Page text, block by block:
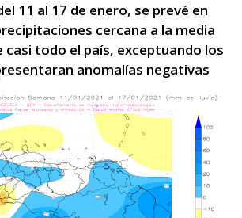
11 al 17 de enero, se prevé en
cercana a la media
todo el país, exceptuando los
anomalías negativas